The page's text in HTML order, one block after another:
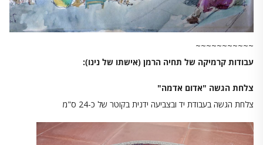
~~~~~~~~~~~
עבודות קרמיקה של תחיה הרמן (אישתו של נינו):
צלחת הגשה "אדום אדמה"
צלחת הגשה בעבודת יד ובצביעה ידנית בקוטר של כ-24 ס"מ